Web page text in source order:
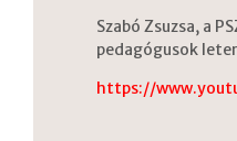
Szabó Zsuzsa, a
pedagógusok
https://